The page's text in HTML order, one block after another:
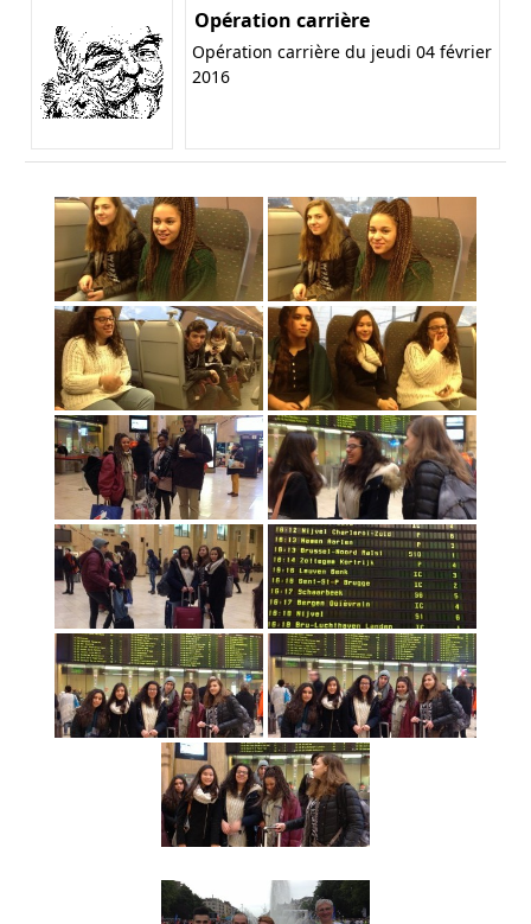
Opération carrière
Opération carrière du jeudi 04 février
2016